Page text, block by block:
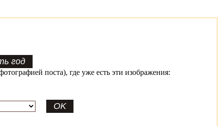
поста), где уже есть эти изображения: